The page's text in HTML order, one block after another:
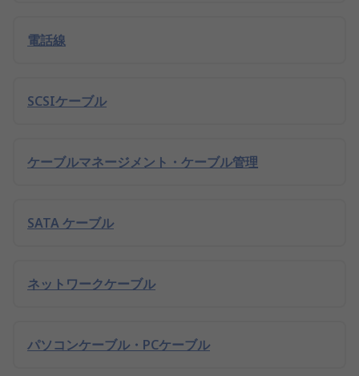
電話線
SCSIケーブル
ケーブルマネージメント・ケーブル管理
SATA ケーブル
ネットワークケーブル
パソコンケーブル・PCケーブル